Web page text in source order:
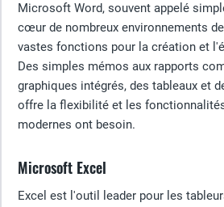
Microsoft Word, souvent appelé
cœur de nombreux environnements
vastes fonctions pour la création et
Des simples mémos aux rapports
graphiques intégrés, des tableaux et
offre la flexibilité et les
modernes ont besoin.
Microsoft Excel
Excel est l'outil leader pour les